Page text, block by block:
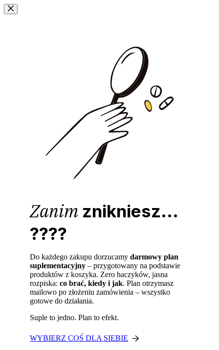
Przejdź
do
Zanim znikniesz...
????
Do każdego zakupu dorzucamydarmowy plan
suplementacyjny – przygotowany na podstawie
produktów z koszyka. Zero haczyków, jasna
rozpiska:co brać, kiedy i jak. Plan otrzymasz
mailowo po złożeniu zamówienia – wszystko
gotowe do działania.
Suple to jedno. Plan to efekt.
WYBIERZ COŚ DLA SIEBIE